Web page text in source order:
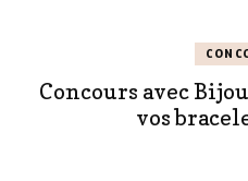
Concours avec
vos